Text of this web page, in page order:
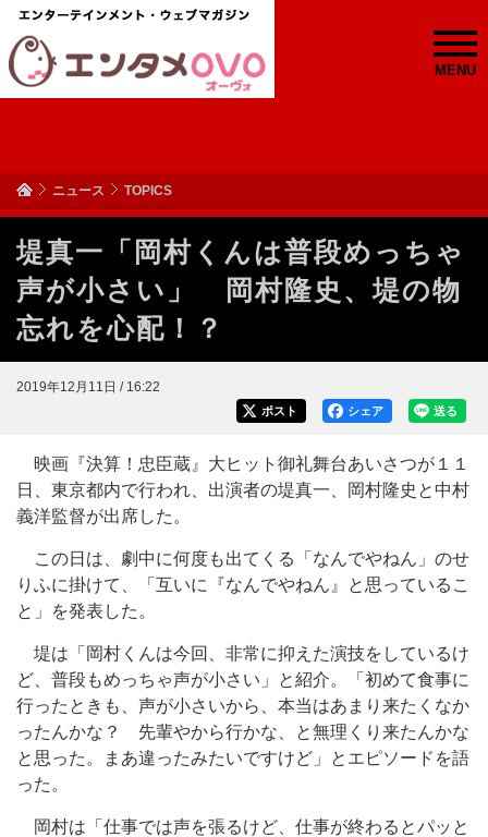
MENU
ニュース TOPICS
堤真一「岡村くんは普段めっちゃ
声が小さい」 岡村隆史、堤の物
忘れを心配！？
2019年12月11日 / 16:22
送る
シェア
ポスト
映画『決算！忠臣蔵』大ヒット御礼舞台あいさつが１１
日、東京都内で行われ、出演者の堤真一、岡村隆史と中村
義洋監督が出席した。
この日は、劇中に何度も出てくる「なんでやねん」のせ
りふに掛けて、「互いに『なんでやねん』と思っているこ
と」を発表した。
堤は「岡村くんは今回、非常に抑えた演技をしているけ
ど、普段もめっちゃ声が小さい」と紹介。「初めて食事に
行ったときも、声が小さいから、本当はあまり来たくなか
ったんかな？ 先輩やから行かな、と無理くり来たんかな
と思った。まあ違ったみたいですけど」とエピソードを語
った。
岡村は「仕事では声を張るけど、仕事が終わるとパッと